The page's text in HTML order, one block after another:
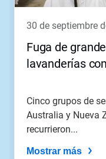
30 de septiembre
Fuga de
lavanderías
Cinco grupos de
Australia y Nueva
recurrieron...
Mostrar más